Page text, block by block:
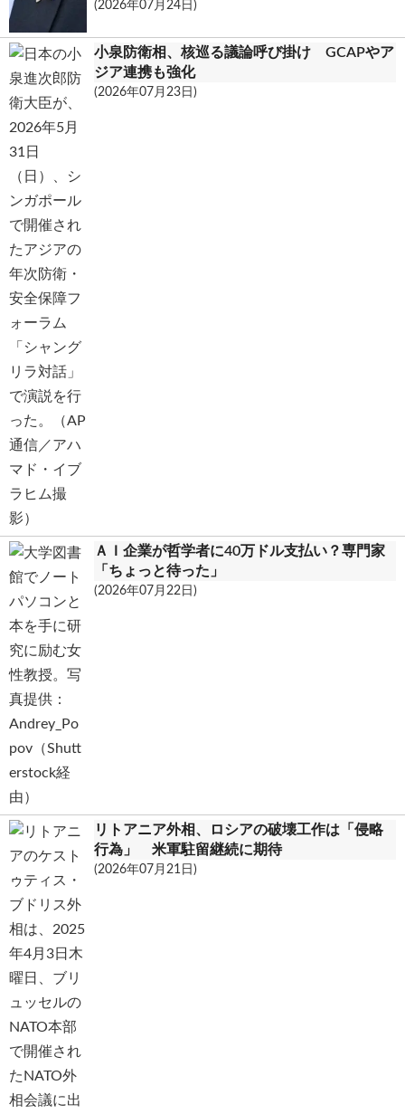
(2026年07月24日)
小泉防衛相、核巡る議論呼び掛け GCAPやア
ジア連携も強化
(2026年07月23日)
ＡＩ企業が哲学者に40万ドル支払い？専門家
「ちょっと待った」
(2026年07月22日)
リトアニア外相、ロシアの破壊工作は「侵略
行為」 米軍駐留継続に期待
(2026年07月21日)